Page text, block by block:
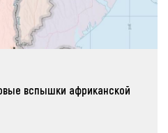
вспышки африканской